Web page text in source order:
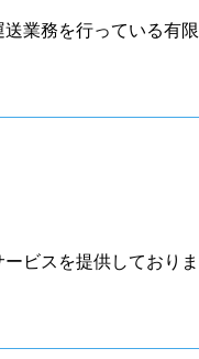
業務を行っている有
ビスを提供しており